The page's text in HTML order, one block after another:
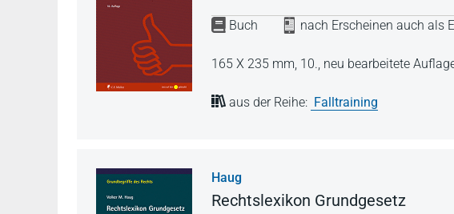
Buch nach Erscheinen auch als
165 X 235 mm, 10., neu bearbeitete
aus der Reihe: Falltraining
Haug
Rechtslexikon Grundgesetz